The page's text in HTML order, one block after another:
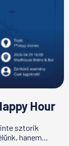
Hour
sztorik
hanem...